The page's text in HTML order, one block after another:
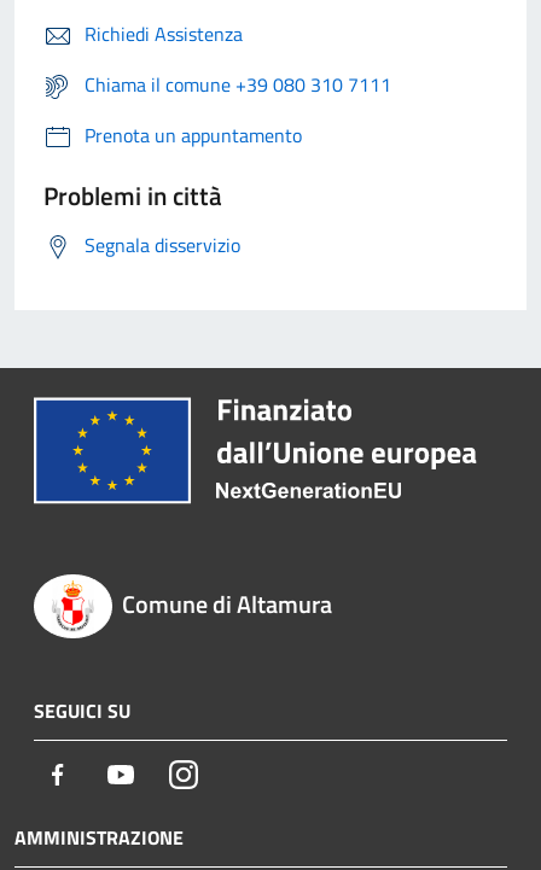
Richiedi Assistenza
Chiama il comune +39 080 310 7111
Prenota un appuntamento
Problemi in città
Segnala disservizio
Comune di Altamura
SEGUICI SU
Facebook YoutubeInstagram
AMMINISTRAZIONE